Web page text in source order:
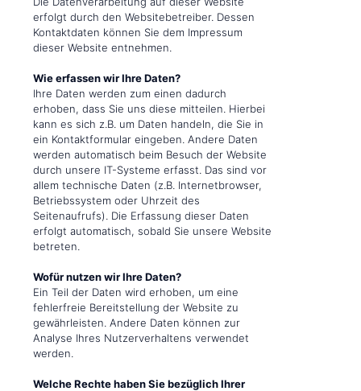
erfolgt durch den Websitebetreiber. Dessen
Kontaktdaten können Sie dem Impressum
dieser Website entnehmen.
Wie erfassen wir Ihre Daten?
Ihre Daten werden zum einen dadurch
erhoben, dass Sie uns diese mitteilen. Hierbei
kann es sich z.B. um Daten handeln, die Sie in
ein Kontaktformular eingeben. Andere Daten
werden automatisch beim Besuch der Website
durch unsere IT-Systeme erfasst. Das sind vor
allem technische Daten (z.B. Internetbrowser,
Betriebssystem oder Uhrzeit des
Seitenaufrufs). Die Erfassung dieser Daten
erfolgt automatisch, sobald Sie unsere Website
betreten.
Wofür nutzen wir Ihre Daten?
Ein Teil der Daten wird erhoben, um eine
fehlerfreie Bereitstellung der Website zu
gewährleisten. Andere Daten können zur
Analyse Ihres Nutzerverhaltens verwendet
werden.
Welche Rechte haben Sie bezüglich Ihrer